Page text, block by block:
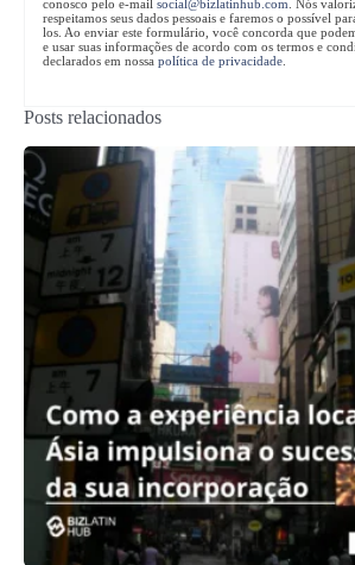
conosco pelo e-mail social@bizlatinhub.com . Nós
respeitamos seus dados pessoais e faremos o possível
los. Ao enviar este formulário, você concorda que
e usar suas informações de acordo com os termos e
declarados em nossa política de privacidade
Posts relacionados